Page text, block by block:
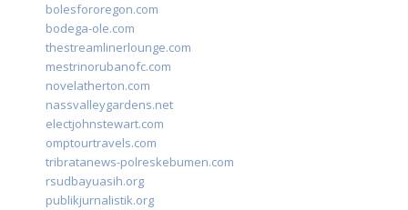
bolesfororegon.com
bodega-ole.com
thestreamlinerlounge.com
mestrinorubanofc.com
novelatherton.com
nassvalleygardens.net
electjohnstewart.com
omptourtravels.com
tribratanews-polreskebumen.com
rsudbayuasih.org
publikjurnalistik.org